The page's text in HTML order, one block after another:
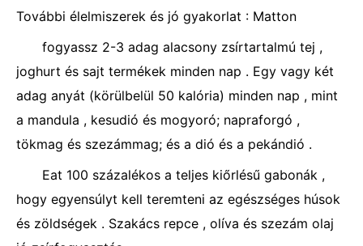
További élelmiszerek és jó gyakorlat : Matton
fogyassz 2-3 adag alacsony zsírtartalmú tej ,
joghurt és sajt termékek minden nap . Egy vagy két
adag anyát (körülbelül 50 kalória) minden nap , mint
a mandula , kesudió és mogyoró; napraforgó ,
tökmag és szezámmag; és a dió és a pekándió .
Eat 100 százalékos a teljes kiőrlésű gabonák ,
hogy egyensúlyt kell teremteni az egészséges húsok
és zöldségek . Szakács repce , olíva és szezám olaj